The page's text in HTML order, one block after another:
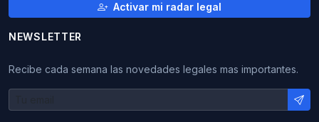
Activar mi radar legal
NEWSLETTER
Recibe cada semana las novedades legales mas importantes.